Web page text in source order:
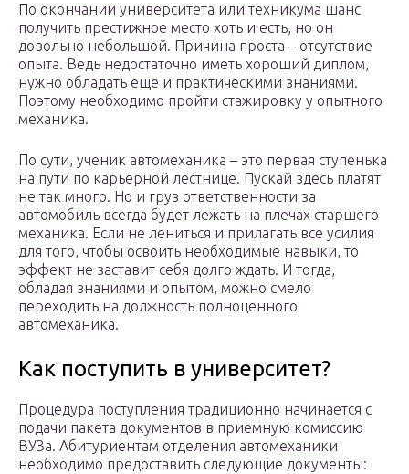
По окончании университета или техникума шанс
получить престижное место хоть и есть, но он
довольно небольшой. Причина проста – отсутствие
опыта. Ведь недостаточно иметь хороший диплом,
нужно обладать еще и практическими знаниями.
Поэтому необходимо пройти стажировку у опытного
механика.
По сути, ученик автомеханика – это первая ступенька
на пути по карьерной лестнице. Пускай здесь платят
не так много. Но и груз ответственности за
автомобиль всегда будет лежать на плечах старшего
механика. Если не лениться и прилагать все усилия
для того, чтобы освоить необходимые навыки, то
эффект не заставит себя долго ждать. И тогда,
обладая знаниями и опытом, можно смело
переходить на должность полноценного
автомеханика.
Как поступить в университет?
Процедура поступления традиционно начинается с
подачи пакета документов в приемную комиссию
ВУЗа. Абитуриентам отделения автомеханики
необходимо предоставить следующие документы: